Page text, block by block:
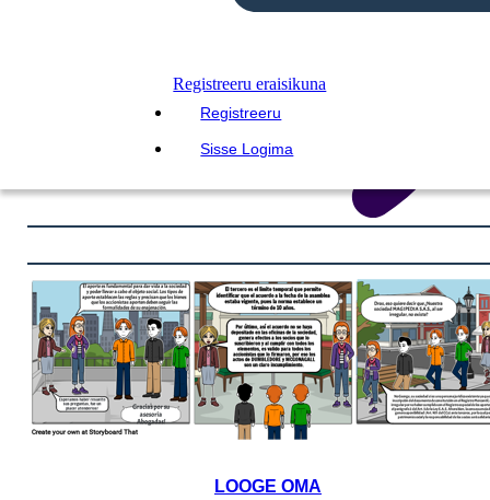
Registreeru eraisikuna
Registreeru
Sisse Logima
LOOGE OMA